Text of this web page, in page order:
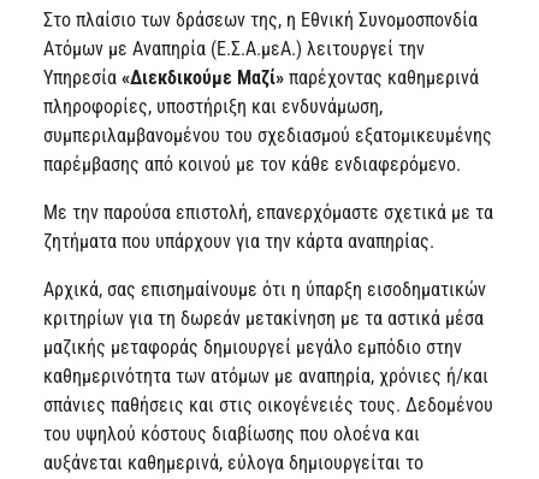
Στο πλαίσιο των δράσεων της, η Εθνική Συνομοσπονδία
Ατόμων με Αναπηρία (Ε.Σ.Α.μεΑ.) λειτουργεί την
Υπηρεσία «Διεκδικούμε Μαζί» παρέχοντας καθημερινά
πληροφορίες, υποστήριξη και ενδυνάμωση,
συμπεριλαμβανομένου του σχεδιασμού εξατομικευμένης
παρέμβασης από κοινού με τον κάθε ενδιαφερόμενο.
Με την παρούσα επιστολή, επανερχόμαστε σχετικά με τα
ζητήματα που υπάρχουν για την κάρτα αναπηρίας.
Αρχικά, σας επισημαίνουμε ότι η ύπαρξη εισοδηματικών
κριτηρίων για τη δωρεάν μετακίνηση με τα αστικά μέσα
μαζικής μεταφοράς δημιουργεί μεγάλο εμπόδιο στην
καθημερινότητα των ατόμων με αναπηρία, χρόνιες ή/και
σπάνιες παθήσεις και στις οικογένειές τους. Δεδομένου
του υψηλού κόστους διαβίωσης που ολοένα και
αυξάνεται καθημερινά, εύλογα δημιουργείται το